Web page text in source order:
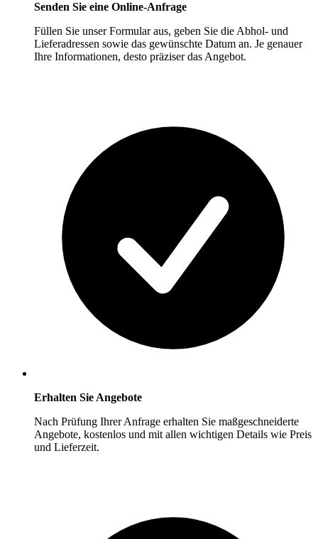
Senden Sie eine Online-Anfrage
Füllen Sie unser Formular aus, geben Sie die Abhol- und
Lieferadressen sowie das gewünschte Datum an. Je genauer
Ihre Informationen, desto präziser das Angebot.
Erhalten Sie Angebote
Nach Prüfung Ihrer Anfrage erhalten Sie maßgeschneiderte
Angebote, kostenlos und mit allen wichtigen Details wie Preis
und Lieferzeit.